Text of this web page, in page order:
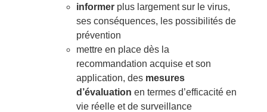
informer plus largement sur le virus,
ses conséquences, les possibilités de
prévention
mettre en place dès la
recommandation acquise et son
application, des mesures
d’évaluation en termes d’efficacité en
vie réelle et de surveillance